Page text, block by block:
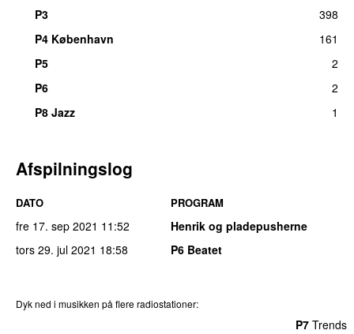
P3
398
P4 København
161
P5
2
P6
2
P8 Jazz
1
Afspilningslog
DATO PROGRAM
fre 17. sep 2021 11:52
Henrik og pladepusherne
tors 29. jul 2021 18:58 P6 Beatet
Dyk ned i musikken på flere radiostationer:
P7 Trends